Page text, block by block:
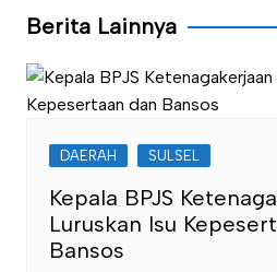
Berita Lainnya
DAERAH SULSEL
Kepala BPJS
Luruskan Isu
Bansos